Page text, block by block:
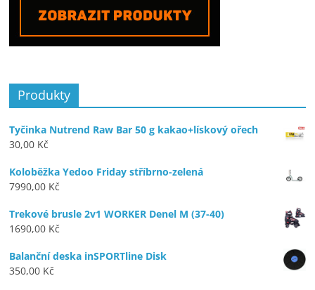
Produkty
Tyčinka Nutrend Raw Bar 50 g kakao+lískový ořech
30,00 Kč
Koloběžka Yedoo Friday stříbrno-zelená
7990,00 Kč
Trekové brusle 2v1 WORKER Denel M (37-40)
1690,00 Kč
Balanční deska inSPORTline Disk
350,00 Kč